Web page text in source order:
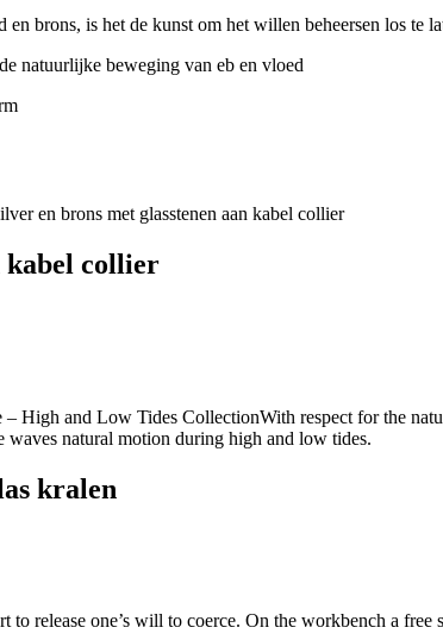
brons, is het de kunst om het willen beheersen los te
natuurlijke beweging van eb en vloed
kabel collier
kralen
release one’s will to coerce. On the workbench a